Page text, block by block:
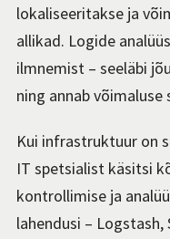
lokaliseeritakse ja
allikad. Logide
ilmnemist – seeläbi
ning annab
Kui infrastruktuur on
IT spetsialist käsitsi
kontrollimise ja
lahendusi –